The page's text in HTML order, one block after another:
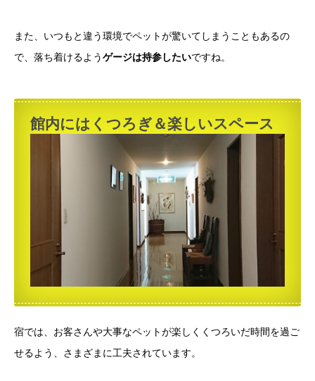
また、いつもと違う環境でペットが驚いてしまうこともあるの
で、落ち着けるようゲージは持参したいですね。
館内にはくつろぎ＆楽しいスペース
宿では、お客さんや大事なペットが楽しくくつろいだ時間を過ご
せるよう、さまざまに工夫されています。